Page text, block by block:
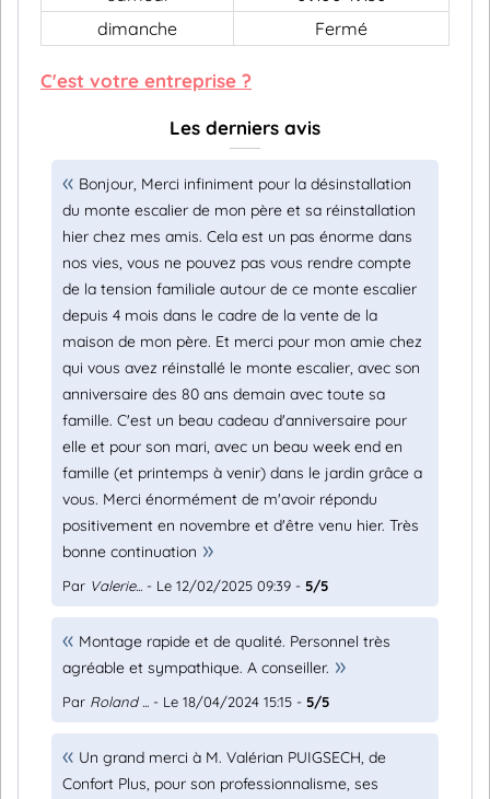
dimanche
Fermé
C'est votre entreprise ?
Les derniers avis
Bonjour, Merci infiniment pour la désinstallation
du monte escalier de mon père et sa réinstallation
hier chez mes amis. Cela est un pas énorme dans
nos vies, vous ne pouvez pas vous rendre compte
de la tension familiale autour de ce monte escalier
depuis 4 mois dans le cadre de la vente de la
maison de mon père. Et merci pour mon amie chez
qui vous avez réinstallé le monte escalier, avec son
anniversaire des 80 ans demain avec toute sa
famille. C'est un beau cadeau d'anniversaire pour
elle et pour son mari, avec un beau week end en
famille (et printemps à venir) dans le jardin grâce a
vous. Merci énormément de m'avoir répondu
positivement en novembre et d'être venu hier. Très
bonne continuation
Par Valerie... - Le 12/02/2025 09:39 - 5/5
Montage rapide et de qualité. Personnel très
agréable et sympathique. A conseiller.
Par Roland ... - Le 18/04/2024 15:15 - 5/5
Un grand merci à M. Valérian PUIGSECH, de
Confort Plus, pour son professionnalisme, ses